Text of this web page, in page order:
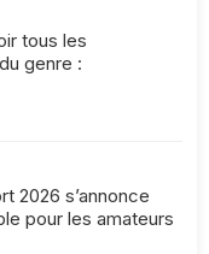
tous les
genre :
2026 s’annonce
pour les amateurs